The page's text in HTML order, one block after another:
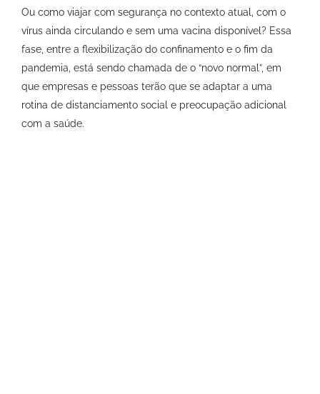
Ou como viajar com segurança no contexto atual, com o
vírus ainda circulando e sem uma vacina disponível? Essa
fase, entre a flexibilização do confinamento e o fim da
pandemia, está sendo chamada de o “novo normal”, em
que empresas e pessoas terão que se adaptar a uma
rotina de distanciamento social e preocupação adicional
com a saúde.